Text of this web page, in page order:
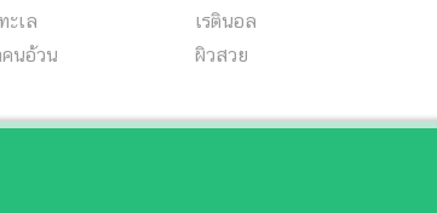
ะเล
คนอ้วน
เรตินอล
ผิวสวย